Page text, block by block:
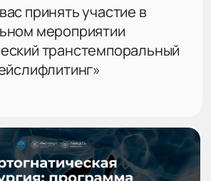
принять участие в
мероприятии
транстемпоральный